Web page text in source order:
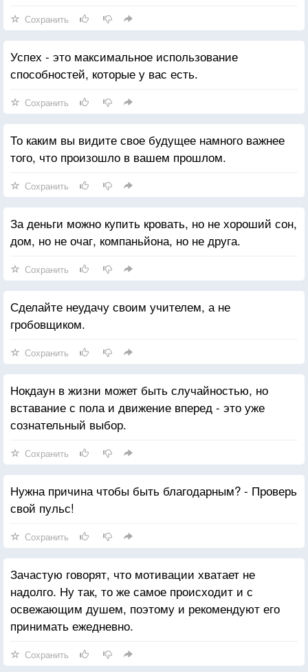
Сохранить
Успех - это максимальное использование
способностей, которые у вас есть.
Сохранить
То каким вы видите свое будущее намного важнее
того, что произошло в вашем прошлом.
Сохранить
За деньги можно купить кровать, но не хороший сон,
дом, но не очаг, компаньйона, но не друга.
Сохранить
Сделайте неудачу своим учителем, а не
гробовщиком.
Сохранить
Нокдаун в жизни может быть случайностью, но
вставание с пола и движение вперед - это уже
сознательный выбор.
Сохранить
Нужна причина чтобы быть благодарным? - Проверь
свой пульс!
Сохранить
Зачастую говорят, что мотивации хватает не
надолго. Ну так, то же самое происходит и с
освежающим душем, поэтому и рекомендуют его
принимать ежедневно.
Сохранить